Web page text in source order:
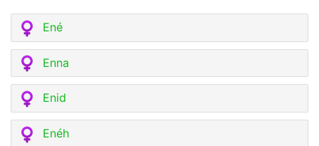
Ené
Enna
Enid
Enéh